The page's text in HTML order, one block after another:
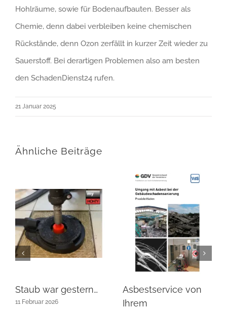
Hohlräume, sowie für Bodenaufbauten. Besser als
Chemie, denn dabei verbleiben keine chemischen
Rückstände, denn Ozon zerfällt in kurzer Zeit wieder zu
Sauerstoff. Bei derartigen Problemen also am besten
den SchadenDienst24 rufen.
21 Januar 2025
Ähnliche Beiträge
Staub war gestern…
11 Februar 2026
Asbestservice von
Ihrem